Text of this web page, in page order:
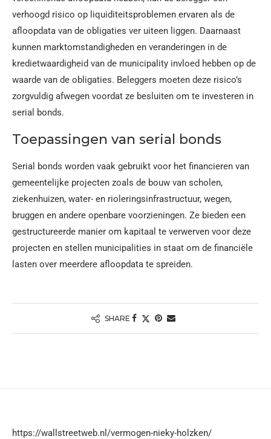
verhoogd risico op liquiditeitsproblemen ervaren als de
afloopdata van de obligaties ver uiteen liggen. Daarnaast
kunnen marktomstandigheden en veranderingen in de
kredietwaardigheid van de municipality invloed hebben op de
waarde van de obligaties. Beleggers moeten deze risico’s
zorgvuldig afwegen voordat ze besluiten om te investeren in
serial bonds.
Toepassingen van serial bonds
Serial bonds worden vaak gebruikt voor het financieren van
gemeentelijke projecten zoals de bouw van scholen,
ziekenhuizen, water- en rioleringsinfrastructuur, wegen,
bruggen en andere openbare voorzieningen. Ze bieden een
gestructureerde manier om kapitaal te verwerven voor deze
projecten en stellen municipalities in staat om de financiële
lasten over meerdere afloopdata te spreiden.
SHARE
https://wallstreetweb.nl/vermogen-nieky-holzken/